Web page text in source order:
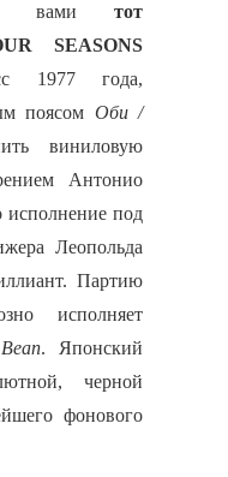
вами тот
SEASONS
1977 года,
поясом Оби /
виниловую
Антонио
исполнение под
Леопольда
Партию
исполняет
. Японский
черной
фонового